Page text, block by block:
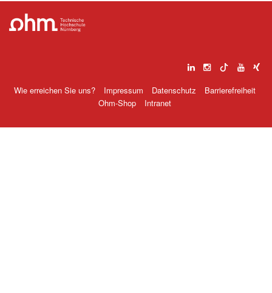
Wie erreichen Sie uns? Impressum Datenschutz
Barrierefreiheit
Ohm-Shop
Intranet